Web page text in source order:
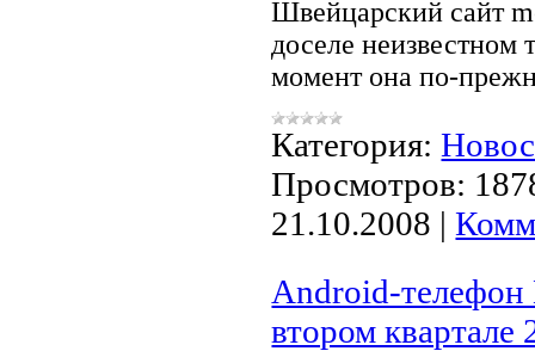
Швейцарский сайт
доселе
момент она по-
Категория:
Просмотров:
21.10.2008 |
Android-телефон
втором квартале